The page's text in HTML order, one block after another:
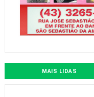
MAIS LIDAS